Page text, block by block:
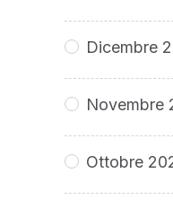
Dicembre
Novembre
Ottobre